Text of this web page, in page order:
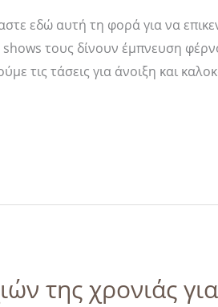
εδώ αυτή τη φορά για να
τους δίνουν έμπνευση
τις τάσεις για άνοιξη και
της χρονιάς